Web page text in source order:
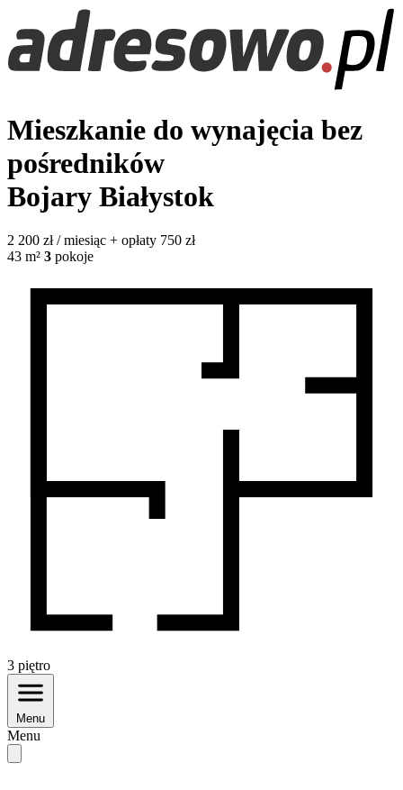
Mieszkanie do wynajęcia bez
pośredników
Bojary Białystok
2 200 zł / miesiąc + opłaty 750 zł
43 m² 3 pokoje
3 piętro
Menu
Menu